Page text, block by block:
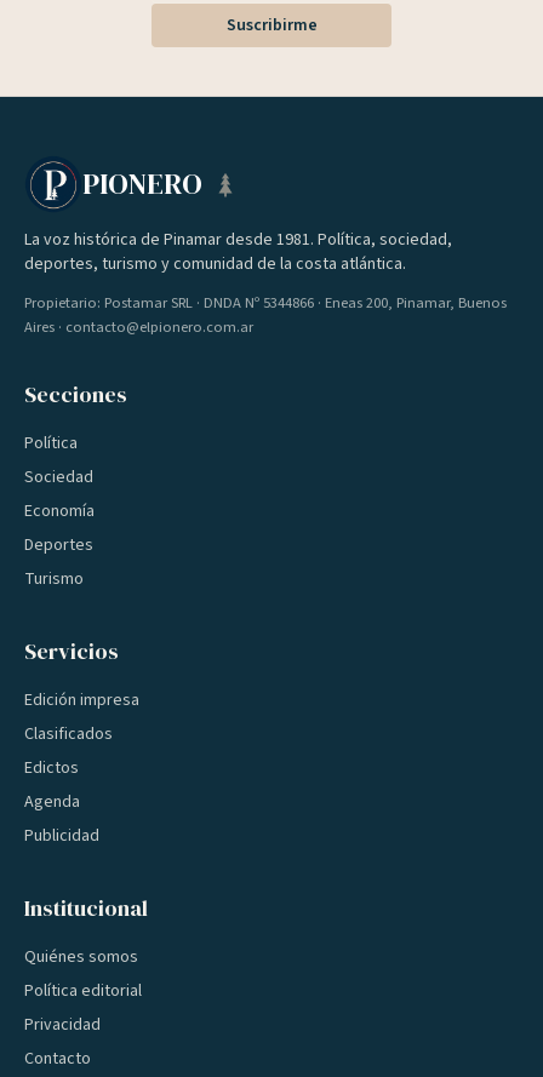
Suscribirme
PIONERO
La voz histórica de Pinamar desde 1981. Política, sociedad,
deportes, turismo y comunidad de la costa atlántica.
Propietario: Postamar SRL · DNDA Nº 5344866 · Eneas 200, Pinamar, Buenos
Aires · contacto@elpionero.com.ar
Secciones
Política
Sociedad
Economía
Deportes
Turismo
Servicios
Edición impresa
Clasificados
Edictos
Agenda
Publicidad
Institucional
Quiénes somos
Política editorial
Privacidad
Contacto